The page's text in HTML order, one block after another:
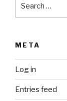
META
Log in
Entries feed